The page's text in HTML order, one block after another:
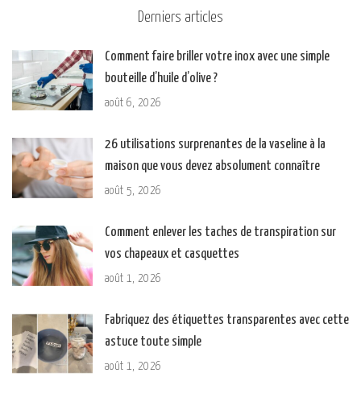
Derniers articles
Comment faire briller votre inox avec une simple
bouteille d’huile d’olive ?
août 6, 2026
26 utilisations surprenantes de la vaseline à la
maison que vous devez absolument connaître
août 5, 2026
Comment enlever les taches de transpiration sur
vos chapeaux et casquettes
août 1, 2026
Fabriquez des étiquettes transparentes avec cette
astuce toute simple
août 1, 2026